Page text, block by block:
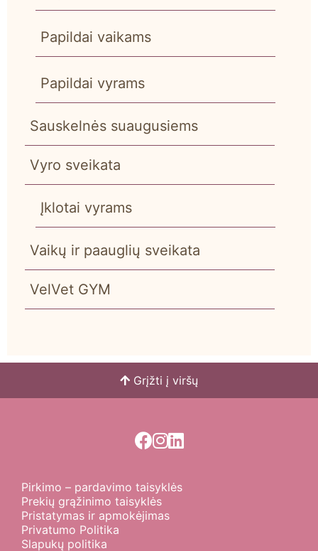
Papildai vaikams
Papildai vyrams
Sauskelnės suaugusiems
Vyro sveikata
Įklotai vyrams
Vaikų ir paauglių sveikata
VelVet GYM
Grįžti į viršų
Pirkimo – pardavimo taisyklės
Prekių grąžinimo taisyklės
Pristatymas ir apmokėjimas
Privatumo Politika
Slapukų politika